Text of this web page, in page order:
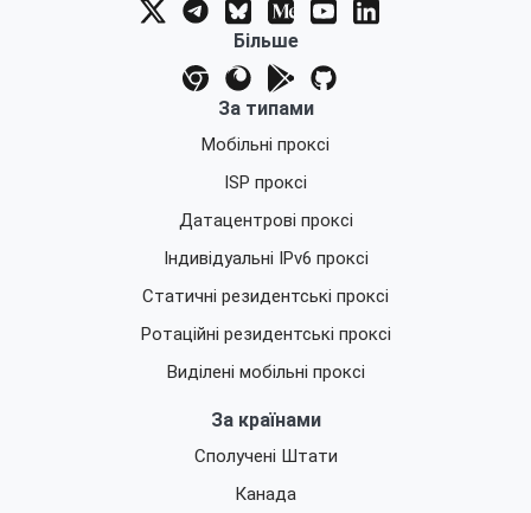
Більше
За типами
Мобільні проксі
ISP проксі
Датацентрові проксі
Індивідуальні IPv6 проксі
Статичні резидентські проксі
Ротаційні резидентські проксі
Виділені мобільні проксі
За країнами
Сполучені Штати
Канада